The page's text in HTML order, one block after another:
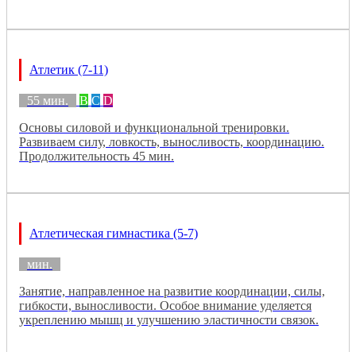
Атлетик (7-11)
55 мин. B C D
Основы силовой и функциональной тренировки.
Развиваем силу, ловкость, выносливость, координацию.
Продолжительность 45 мин.
Атлетическая гимнастика (5-7)
мин.
Занятие, направленное на развитие координации, силы,
гибкости, выносливости. Особое внимание уделяется
укреплению мышц и улучшению эластичности связок.